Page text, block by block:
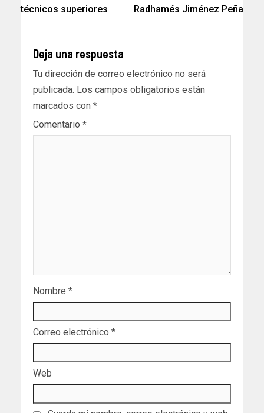
técnicos superiores
Radhamés Jiménez Peña
Deja una respuesta
Tu dirección de correo electrónico no será
publicada. Los campos obligatorios están
marcados con *
Comentario *
Nombre *
Correo electrónico *
Web